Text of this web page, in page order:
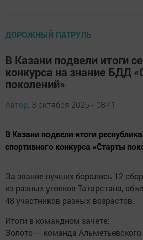
ДОРОЖНЫЙ ПАТРУЛЬ
В Казани подвели итоги
конкурса на знание БДД
поколений»
Автор, 3 октября 2025 - 08:41
В Казани подвели итоги
спортивного конкурса «Старты
За звание лучших боролись 12
из разных уголков Татарстана,
48 участников разных возрастов.
Итоги в командном зачете:
Золото — команда Альметьевского